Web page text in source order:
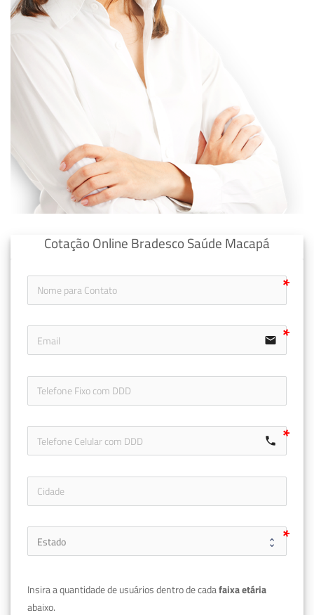
Cotação Online Bradesco Saúde Macapá
email
call
Insira a quantidade de usuários dentro de cada
abaixo.